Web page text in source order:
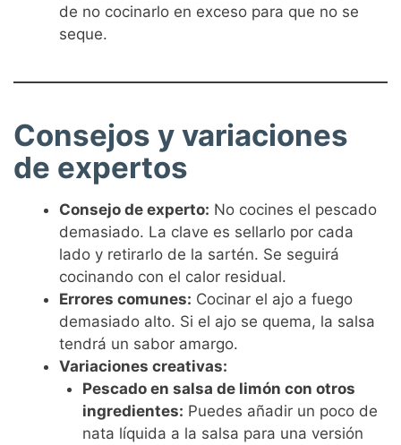
de no cocinarlo en exceso para que no se
seque.
Consejos y variaciones
de expertos
Consejo de experto: No cocines el pescado
demasiado. La clave es sellarlo por cada
lado y retirarlo de la sartén. Se seguirá
cocinando con el calor residual.
Errores comunes: Cocinar el ajo a fuego
demasiado alto. Si el ajo se quema, la salsa
tendrá un sabor amargo.
Variaciones creativas:
Pescado en salsa de limón con otros
ingredientes: Puedes añadir un poco de
nata líquida a la salsa para una versión